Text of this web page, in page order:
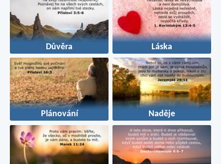
Důvěra Láska
Plánování Naděje